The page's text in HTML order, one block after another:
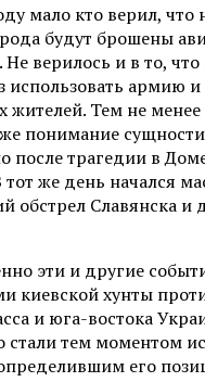
мало кто верил,
будут брошены
Не верилось и в то,
использовать армию
Тем не менее
понимание
после трагедии в
тот же день начался
обстрел Славянска и
эти и другие
киевской хунты
и юга-востока
стали тем моментом
его